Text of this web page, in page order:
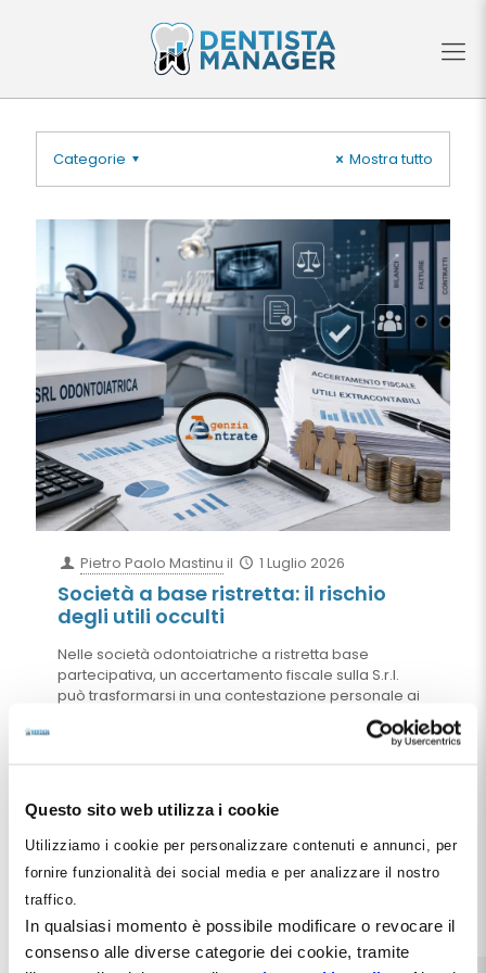
Questo sito web utilizza i cookie
Utilizziamo i cookie per personalizzare contenuti e annunci, per
fornire funzionalità dei social media e per analizzare il nostro
traffico.
In qualsiasi momento è possibile modificare o revocare il
consenso alle diverse categorie dei cookie, tramite
Categorie Mostra tutto
Pietro Paolo Mastinu il 1 Luglio 2026
Società a base ristretta: il rischio
degli utili occulti
Nelle società odontoiatriche a ristretta base
partecipativa, un accertamento fiscale sulla S.r.l.
può trasformarsi in una contestazione personale ai
soci. Il tema riguarda la presunzione di distribuzione
degli utili extracontabili: se il Fisco accerta maggiori
S.r.l. odontoiatriche devono curare governance,
tracciabilità dei flussi e separazione tra società e